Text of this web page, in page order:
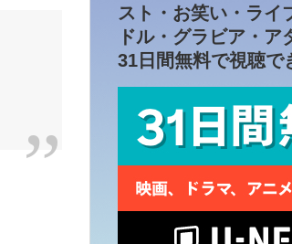
スト・お笑い・ライ
ドル・グラビア・ア
31日間無料で視聴で